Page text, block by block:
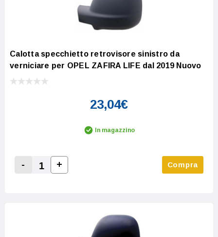
Calotta specchietto retrovisore sinistro da
verniciare per OPEL ZAFIRA LIFE dal 2019 Nuovo
23,04€
In magazzino
Decrease Quantity:
-
Increase Quantity:
+ Compra